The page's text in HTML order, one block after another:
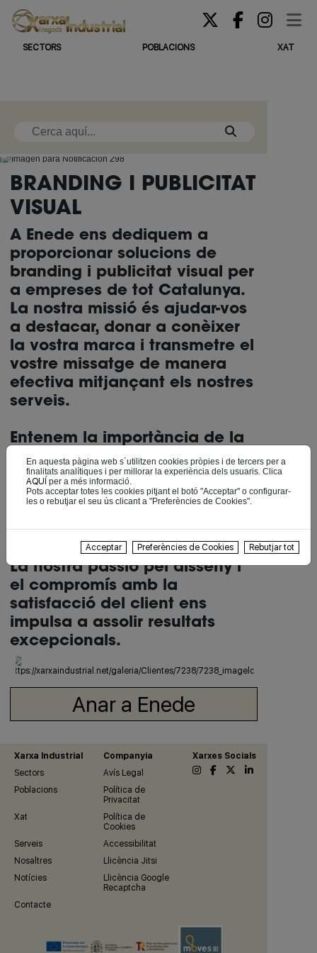
SECTORS POBLACIONS XAT
BRANDING I PUBLICITAT
VISUAL
A Enede ens dediquem a
proporcionar solucions de
branding i publicitat visual per
a empreses de tot Catalunya.
La nostra missió és ajudar-vos
a destacar, donar a conèixer
la vostra marca i transmetre el
vostre missatge de manera
efectiva mitjançant els nostres
serveis.
Entenem la importància de la
creativitat i la qualitat, per
això treballem de la mà dels
nostres clients, escoltant les
seves idees i requeriments per
oferir solucions a mida que
superin les seves expectatives.
La nostra passió pel disseny i
el compromís amb la
satisfacció del client ens
impulsa a assolir resultats
excepcionals.
Anar a Enede
En aquesta pàgina web s´utilitzen cookies pròpies i de tercers per a
finalitats analítiques i per millorar la experiència dels usuaris. Clica
AQUÍ per a més informació.
Pots acceptar totes les cookies pitjant el botó "Acceptar" o configurar-
les o rebutjar el seu ús clicant a "Preferències de Cookies".
Acceptar Preferències de Cookies Rebutjar tot
Xarxa Industrial Companyia
Xarxes Socials
Sectors
Avís Legal
Poblacions
Política de
Privacitat
Xat
Política de
Cookies
Serveis
Accessibilitat
Nosaltres
Llicència Jitsi
Notícies
Llicència Google
Recaptcha
Contacte